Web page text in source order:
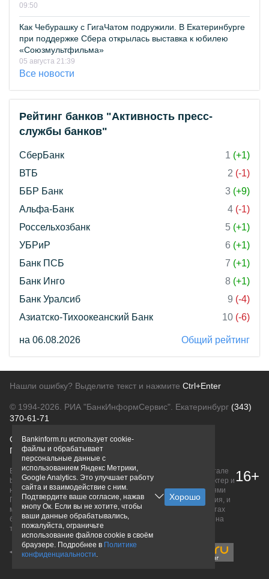
09:50
Как Чебурашку с ГигаЧатом подружили. В Екатеринбурге
при поддержке Сбера открылась выставка к юбилею
«Союзмультфильма»
05 августа 21:39
Все новости
Рейтинг банков "Активность пресс-
службы банков"
СберБанк 1 (+1)
ВТБ
2 (-1)
ББР Банк
3 (+9)
Альфа-Банк
4 (-1)
Россельхозбанк
5 (+1)
УБРиР
6 (+1)
Банк ПСБ
7 (+1)
Банк Инго
8 (+1)
Банк Уралсиб
9 (-4)
Азиатско-Тихоокеанский Банк
10 (-6)
на 06.08.2026 Общий рейтинг
Нашли ошибку? Выделите текст и нажмите Ctrl+Enter
© 1994-2026. РИА "БанкИнформСервис". Екатеринбург (343)
370-61-71
О проектеПолитика конфиденциальности
Правовая информацияДля рекламодателей
Вся информация о продуктах банков, размещенная на портале
bankinform.ru, носит исключительно ознакомительный характер и
не является публичной офертой, определяемой положениями
ГК РФ. Информация не содержит точного и полного описания, и
может быть изменена. Конечные условия уточняйте на сайтах
банков или при личном обращении. Исключительное право на
товарные знаки принадлежит их правообладателям.
16+
Bankinform.ru использует cookie-
файлы и обрабатывает
персональные данные с
использованием Яндекс Метрики,
Google Analytics. Это улучшает работу
сайта и взаимодействие с ним.
Подтвердите ваше согласие, нажав
кнопу Ок. Если вы не хотите, чтобы
ваши данные обрабатывались,
пожалуйста, ограничьте
использование файлов cookie в своём
браузере. Подробнее в Политике
конфиденциальности.